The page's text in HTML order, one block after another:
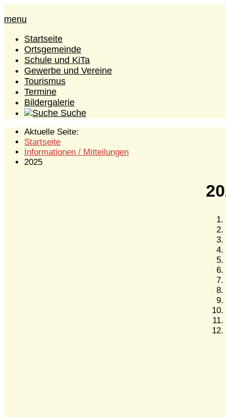
menu
Startseite
Ortsgemeinde
Schule und KiTa
Gewerbe und Vereine
Tourismus
Termine
Bildergalerie
Suche
Aktuelle Seite:
Startseite
Informationen / Mitteilungen
2025